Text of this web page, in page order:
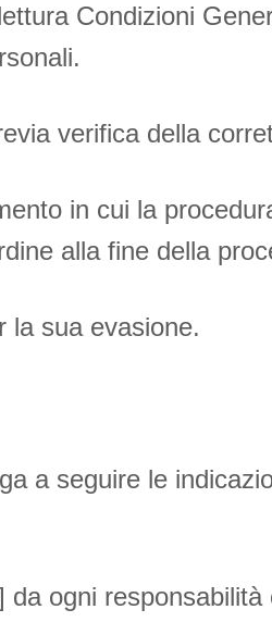
Condizioni
verifica della
in cui la
alla fine della
la sua evasione.
a seguire le
ogni responsabilità